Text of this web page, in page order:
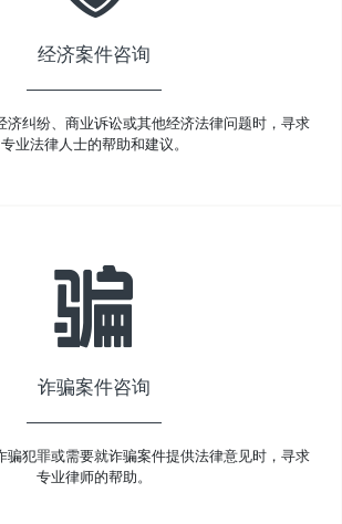
经济案件咨询
济纠纷、商业诉讼或其他经济法律问题时，寻求
专业法律人士的帮助和建议。
诈骗案件咨询
骗犯罪或需要就诈骗案件提供法律意见时，寻求
专业律师的帮助。